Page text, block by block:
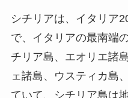
シチリアは、イタリア
で、イタリアの最南端
チリア島、エオリエ諸
ェ諸島、ウスティカ島
ていて、シチリア島は